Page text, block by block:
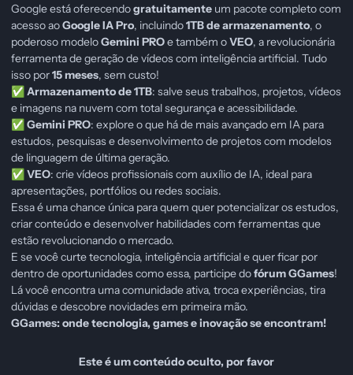
Google está oferecendogratuitamente um pacote completo com
acesso aoGoogle IA Pro, incluindo1TB de armazenamento, o
poderoso modeloGemini PROe também oVEO, a revolucionária
ferramenta de geração de vídeos com inteligência artificial. Tudo
isso por15 meses, sem custo!
✅ Armazenamento de 1TB: salve seus trabalhos, projetos, vídeos
e imagens na nuvem com total segurança e acessibilidade.
✅ Gemini PRO: explore o que há de mais avançado em IA para
estudos, pesquisas e desenvolvimento de projetos com modelos
de linguagem de última geração.
✅ VEO: crie vídeos profissionais com auxílio de IA, ideal para
apresentações, portfólios ou redes sociais.
Essa é uma chance única para quem quer potencializar os estudos,
criar conteúdo e desenvolver habilidades com ferramentas que
estão revolucionando o mercado.
E se você curte tecnologia, inteligência artificial e quer ficar por
dentro de oportunidades como essa, participe dofórum GGames!
Lá você encontra uma comunidade ativa, troca experiências, tira
dúvidas e descobre novidades em primeira mão.
GGames: onde tecnologia, games e inovação se encontram!
Este é um conteúdo oculto, por favor